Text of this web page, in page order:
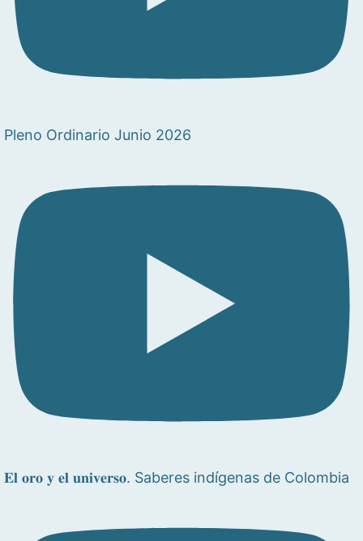
Pleno Ordinario Junio 2026
𝐄𝐥 𝐨𝐫𝐨 𝐲 𝐞𝐥 𝐮𝐧𝐢𝐯𝐞𝐫𝐬𝐨. Saberes indígenas de Colombia